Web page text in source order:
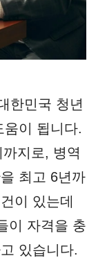
한민국 청년
이 됩니다.
지로, 병역
최고 6년까
이 있는데
이 자격을 충
있습니다.